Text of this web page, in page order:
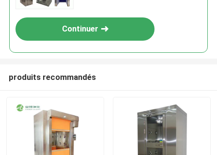
Continuer
produits recommandés